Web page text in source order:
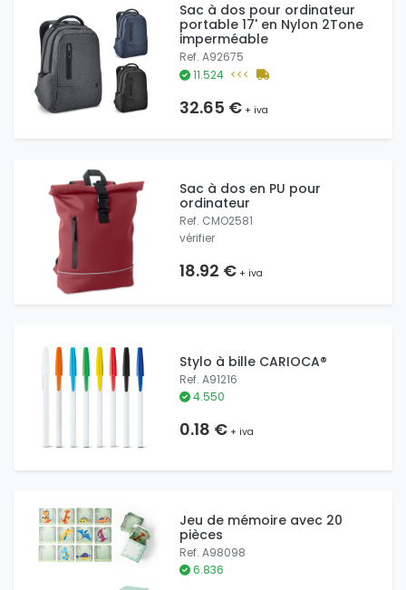
Sac à dos pour ordinateur
portable 17' en Nylon 2Tone
imperméable
Ref. A92675
11.524 <<<
32.65 €+ iva
Sac à dos en PU pour
ordinateur
Ref. CMO2581
vérifier
18.92 €+ iva
Stylo à bille CARIOCA®
Ref. A91216
4.550
0.18 €+ iva
Jeu de mémoire avec 20
pièces
Ref. A98098
6.836